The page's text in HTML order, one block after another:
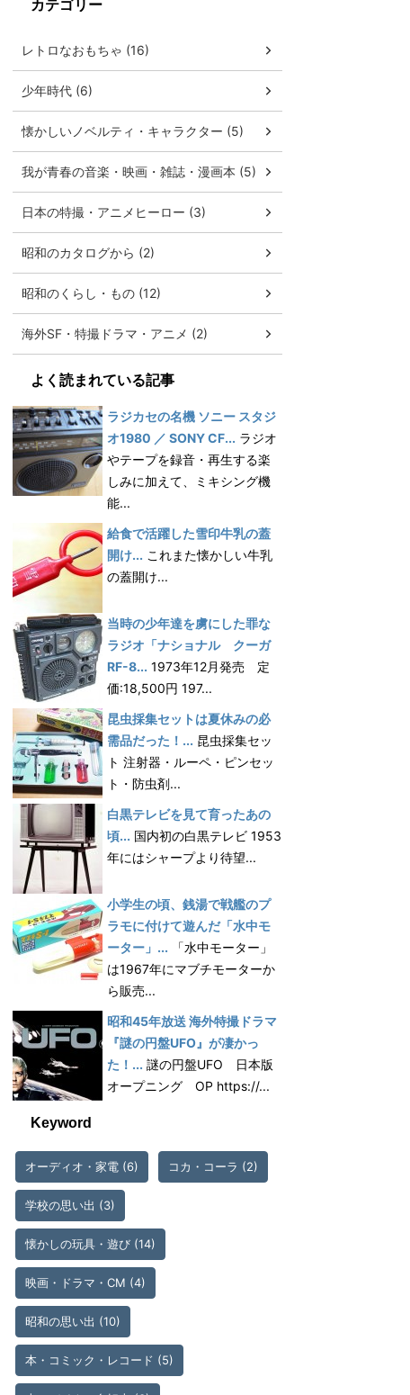
カテゴリー
レトロなおもちゃ (16)
少年時代 (6)
懐かしいノベルティ・キャラクター (5)
我が青春の音楽・映画・雑誌・漫画本 (5)
日本の特撮・アニメヒーロー (3)
昭和のカタログから (2)
昭和のくらし・もの (12)
海外SF・特撮ドラマ・アニメ (2)
よく読まれている記事
ラジカセの名機 ソニー スタジ
オ1980 ／ SONY CF... ラジオ
やテープを録音・再生する楽
しみに加えて、ミキシング機
能...
給食で活躍した雪印牛乳の蓋
開け... これまた懐かしい牛乳
の蓋開け...
当時の少年達を虜にした罪な
ラジオ「ナショナル クーガ
RF-8... 1973年12月発売 定
価:18,500円 197...
昆虫採集セットは夏休みの必
需品だった！... 昆虫採集セッ
ト 注射器・ルーペ・ピンセッ
ト・防虫剤...
白黒テレビを見て育ったあの
頃... 国内初の白黒テレビ 1953
年にはシャープより待望...
小学生の頃、銭湯で戦艦のプ
ラモに付けて遊んだ「水中モ
ーター」...
「水中モーター」
は1967年にマブチモーターか
ら販売...
昭和45年放送 海外特撮ドラマ
『謎の円盤UFO』が凄かっ
た！... 謎の円盤UFO 日本版
オープニング OP https://...
Keyword
オーディオ・家電 (6) コカ・コーラ (2)
学校の思い出 (3)
懐かしの玩具・遊び (14)
映画・ドラマ・CM (4)
昭和の思い出 (10)
本・コミック・レコード (5)